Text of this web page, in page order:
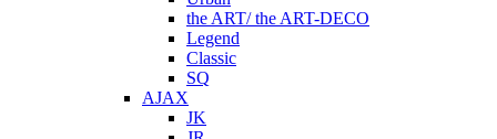
the ART/ the ART-DECO
Legend
Classic
SQ
AJAX
JK